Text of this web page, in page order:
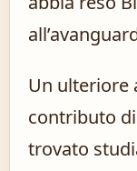
Un ulteriore
contributo
trovato